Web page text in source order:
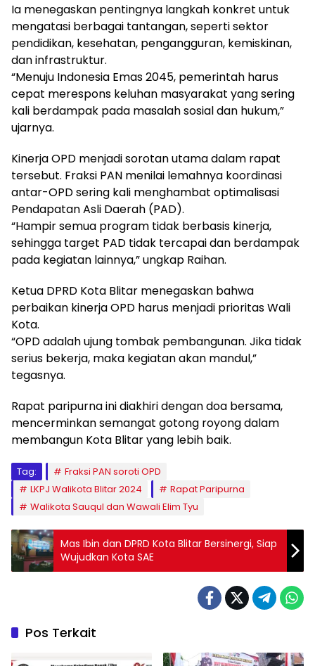
Ia menegaskan pentingnya langkah konkret untuk
mengatasi berbagai tantangan, seperti sektor
pendidikan, kesehatan, pengangguran, kemiskinan,
dan infrastruktur.
“Menuju Indonesia Emas 2045, pemerintah harus
cepat merespons keluhan masyarakat yang sering
kali berdampak pada masalah sosial dan hukum,”
ujarnya.
Kinerja OPD menjadi sorotan utama dalam rapat
tersebut. Fraksi PAN menilai lemahnya koordinasi
antar-OPD sering kali menghambat optimalisasi
Pendapatan Asli Daerah (PAD).
“Hampir semua program tidak berbasis kinerja,
sehingga target PAD tidak tercapai dan berdampak
pada kegiatan lainnya,” ungkap Raihan.
Ketua DPRD Kota Blitar menegaskan bahwa
perbaikan kinerja OPD harus menjadi prioritas Wali
Kota.
“OPD adalah ujung tombak pembangunan. Jika tidak
serius bekerja, maka kegiatan akan mandul,”
tegasnya.
Rapat paripurna ini diakhiri dengan doa bersama,
mencerminkan semangat gotong royong dalam
membangun Kota Blitar yang lebih baik.
Tag:
Fraksi PAN soroti OPD
LKPJ Walikota Blitar 2024
Rapat Paripurna
Walikota Sauqul dan Wawali Elim Tyu
Mas Ibin dan DPRD Kota Blitar Bersinergi, Siap
Wujudkan Kota SAE
Pos Terkait